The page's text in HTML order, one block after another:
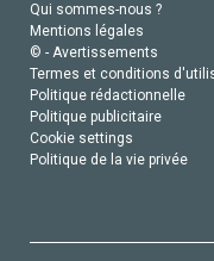
Qui sommes-nous ?
Mentions légales
© - Avertissements
Termes et conditions
Politique rédactionnelle
Politique publicitaire
Cookie settings
Politique de la vie privée